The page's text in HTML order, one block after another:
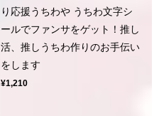
り応援うちわや うちわ文字シ
ールでファンサをゲット！推し
活、推しうちわ作りのお手伝い
をします
¥1,210